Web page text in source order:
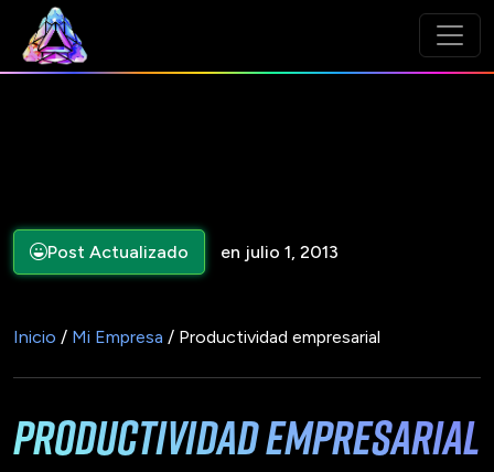
Post Actualizado en julio 1, 2013
Inicio / Mi Empresa / Productividad empresarial
Productividad empresarial